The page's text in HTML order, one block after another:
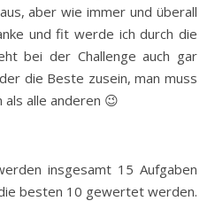
aber wie immer und überall
und fit werde ich durch die
bei der Challenge auch gar
die Beste zusein, man muss
als alle anderen 😉
insgesamt 15 Aufgaben
besten 10 gewertet werden.